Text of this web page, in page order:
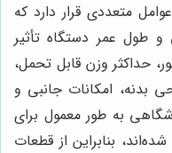
متعددی قرار دارد که
و طول عمر دستگاه تأثیر
حداکثر وزن قابل تحمل،
بدنه، امکانات جانبی و
به طور معمول برای
بنابراین از قطعات